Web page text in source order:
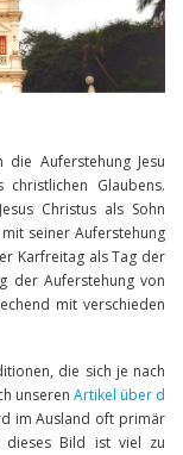
Auferstehung Jesu
Glaubens.
Christus als Sohn
seiner Auferstehung
Karfreitag als Tag der
der Auferstehung von
mit verschieden
die sich je nach
unseren Artikel über d
im Ausland oft primär
dieses Bild ist viel zu